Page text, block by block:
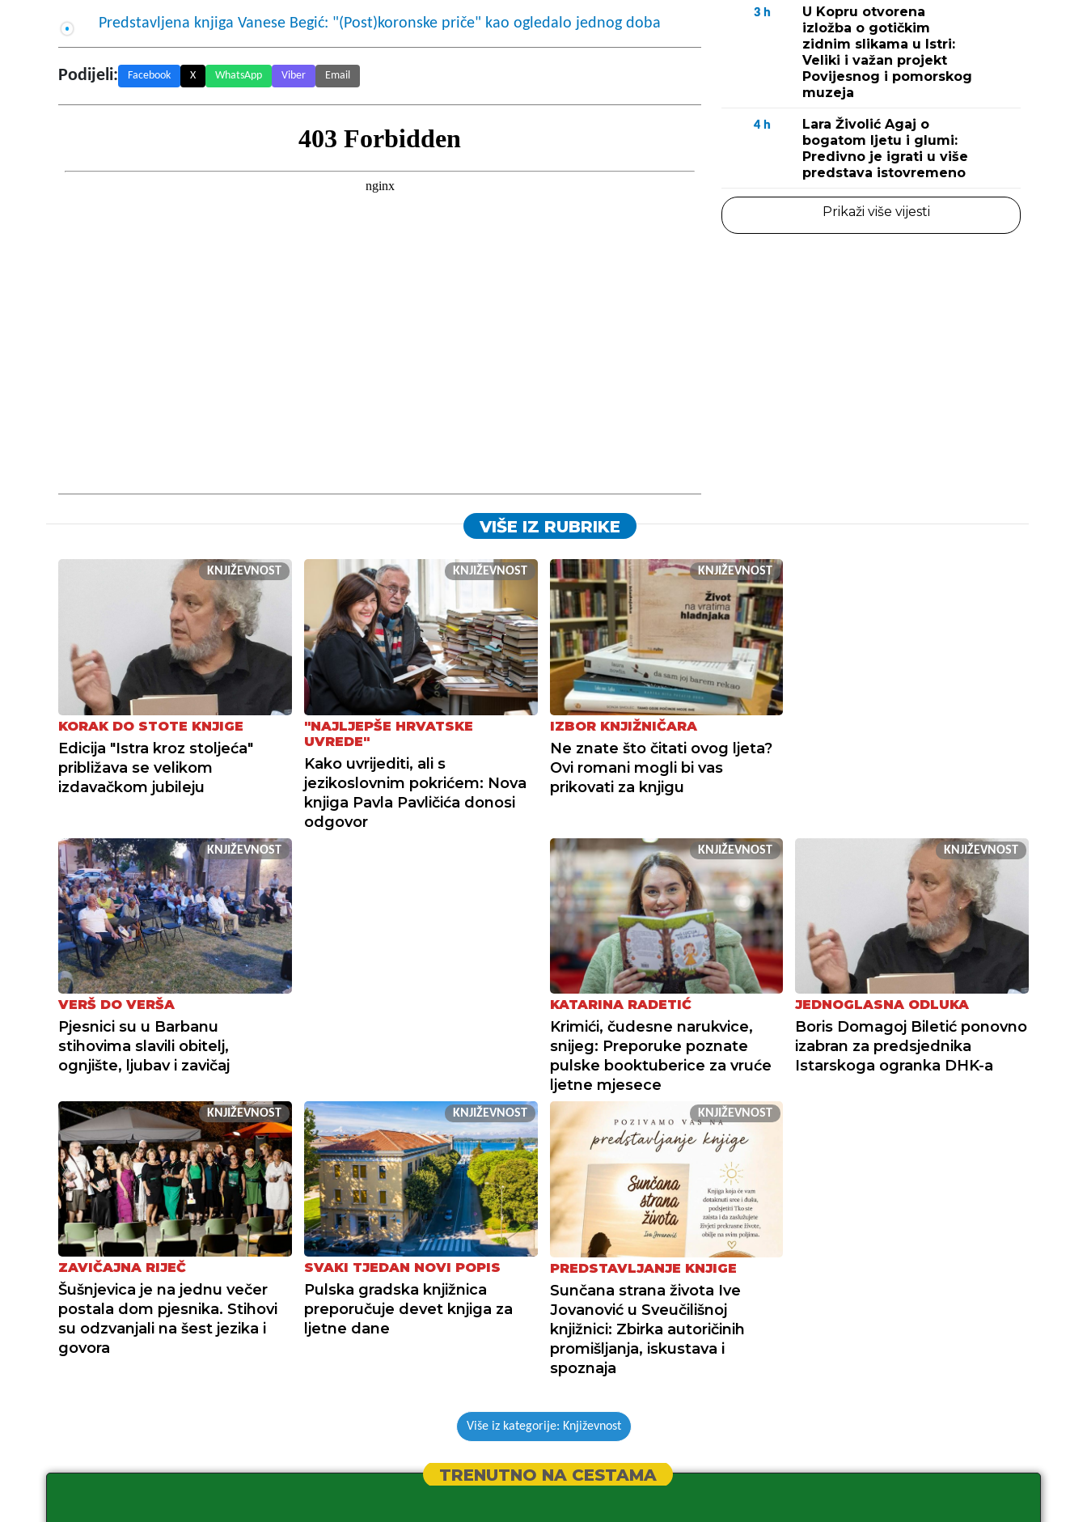
Predstavljena knjiga Vanese Begić: "(Post)koronske priče" kao ogledalo jednog doba
Podijeli: Facebook X WhatsApp Viber Email
3 h
U Kopru otvorena
izložba o gotičkim
zidnim slikama u Istri:
Veliki i važan projekt
Povijesnog i pomorskog
muzeja
4 h
Lara Živolić Agaj o
bogatom ljetu i glumi:
Predivno je igrati u više
predstava istovremeno
Prikaži više vijesti
VIŠE IZ RUBRIKE
KNJIŽEVNOST
KORAK DO STOTE KNJIGE
Edicija "Istra kroz stoljeća"
približava se velikom
izdavačkom jubileju
KNJIŽEVNOST
"NAJLJEPŠE HRVATSKE
UVREDE"
Kako uvrijediti, ali s
jezikoslovnim pokrićem: Nova
knjiga Pavla Pavličića donosi
odgovor
KNJIŽEVNOST
IZBOR KNJIŽNIČARA
Ne znate što čitati ovog ljeta?
Ovi romani mogli bi vas
prikovati za knjigu
KNJIŽEVNOST
VERŠ DO VERŠA
Pjesnici su u Barbanu
stihovima slavili obitelj,
ognjište, ljubav i zavičaj
KNJIŽEVNOST
KATARINA RADETIĆ
Krimići, čudesne narukvice,
snijeg: Preporuke poznate
pulske booktuberice za vruće
ljetne mjesece
KNJIŽEVNOST
JEDNOGLASNA ODLUKA
Boris Domagoj Biletić ponovno
izabran za predsjednika
Istarskoga ogranka DHK-a
KNJIŽEVNOST
ZAVIČAJNA RIJEČ
Šušnjevica je na jednu večer
postala dom pjesnika. Stihovi
su odzvanjali na šest jezika i
govora
KNJIŽEVNOST
SVAKI TJEDAN NOVI POPIS
Pulska gradska knjižnica
preporučuje devet knjiga za
ljetne dane
KNJIŽEVNOST
PREDSTAVLJANJE KNJIGE
Sunčana strana života Ive
Jovanović u Sveučilišnoj
knjižnici: Zbirka autoričinih
promišljanja, iskustava i
spoznaja
Više iz kategorije: Književnost
TRENUTNO NA CESTAMA